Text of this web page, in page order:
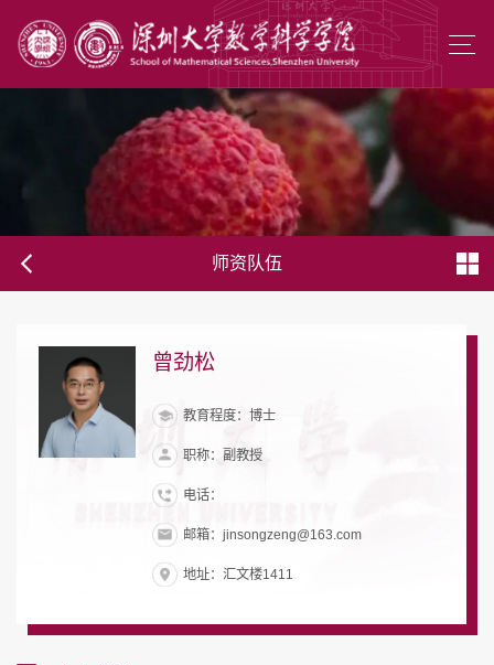
师资队伍
曾劲松
教育程度：博士
职称：副教授
电话：
邮箱：jinsongzeng@163.com
地址：汇文楼1411